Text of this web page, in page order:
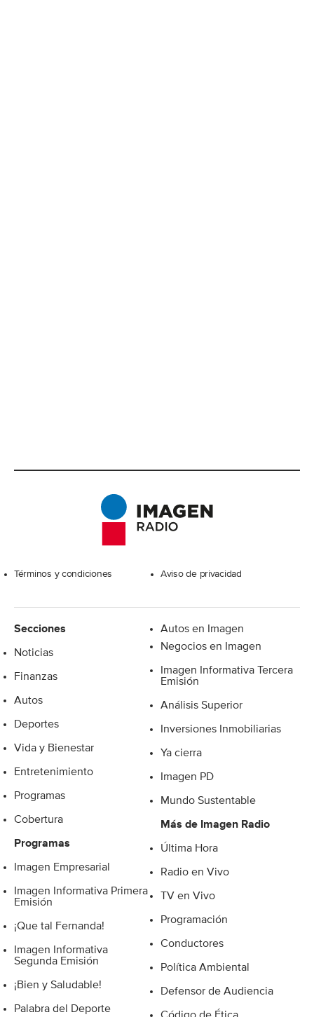
Términos y condiciones Aviso de privacidad
Secciones
Noticias
Finanzas
Autos
Deportes
Vida y Bienestar
Entretenimiento
Programas
Cobertura
Programas
Imagen Empresarial
Imagen Informativa Primera
Emisión
¡Que tal Fernanda!
Imagen Informativa
Segunda Emisión
¡Bien y Saludable!
Palabra del Deporte
Autos en Imagen
Negocios en Imagen
Imagen Informativa Tercera
Emisión
Análisis Superior
Inversiones Inmobiliarias
Ya cierra
Imagen PD
Mundo Sustentable
Más de Imagen Radio
Última Hora
Radio en Vivo
TV en Vivo
Programación
Conductores
Política Ambiental
Defensor de Audiencia